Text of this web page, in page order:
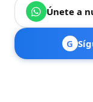
Únete a
G